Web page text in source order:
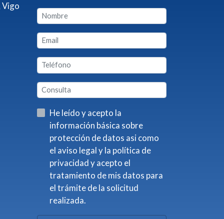
Vigo
He leído y acepto la
información básica sobre
protección de datos asi como
el aviso legal y la política de
privacidad y acepto el
tratamiento de mis datos para
el trámite de la solicitud
realizada.